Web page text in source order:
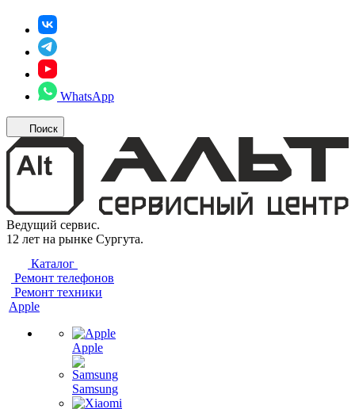
WhatsApp
Поиск
Ведущий сервис.
12 лет на рынке Сургута.
Каталог
Ремонт телефонов
Ремонт техники
Apple
Apple
Samsung